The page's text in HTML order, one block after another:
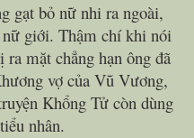
bỏ nữ nhi ra ngoài,
nữ giới. Thậm chí khi nói
mặt chẳng hạn ông đã
vợ của Vũ Vương,
Khổng Tử còn dùng
nhân.